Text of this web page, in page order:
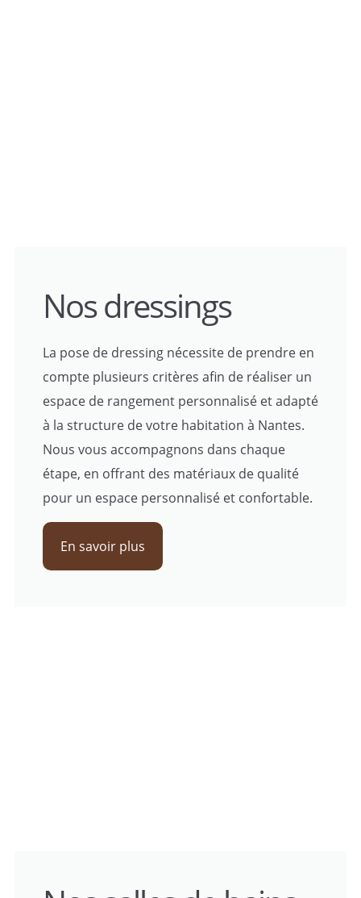
Nos dressings
La pose de dressing nécessite de prendre en
compte plusieurs critères afin de réaliser un
espace de rangement personnalisé et adapté
à la structure de votre habitation à Nantes.
Nous vous accompagnons dans chaque
étape, en offrant des matériaux de qualité
pour un espace personnalisé et confortable.
En savoir plus